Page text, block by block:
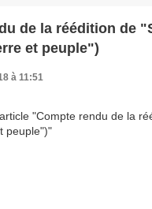
de la réédition de
("Terre et peuple")
à 11:51